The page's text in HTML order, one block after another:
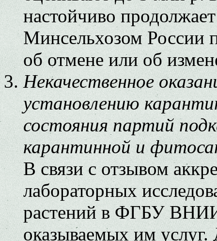
настойчиво
Минсельхозом России
об отмене или об
Некачественное
установлению
состояния партий
карантинной и
В связи с отзывом
лабораторных
растений в ФГБУ
оказываемых им